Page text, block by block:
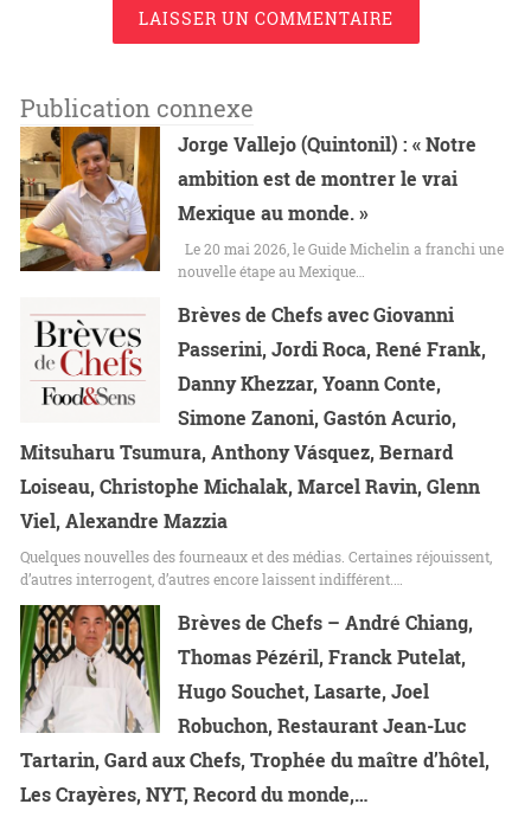
LAISSER UN COMMENTAIRE
Publication connexe
Jorge Vallejo (Quintonil) : « Notre
ambition est de montrer le vrai
Mexique au monde. »
Le 20 mai 2026, le Guide Michelin a franchi une
nouvelle étape au Mexique…
Brèves de Chefs avec Giovanni
Passerini, Jordi Roca, René Frank,
Danny Khezzar, Yoann Conte,
Simone Zanoni, Gastón Acurio,
Mitsuharu Tsumura, Anthony Vásquez, Bernard
Loiseau, Christophe Michalak, Marcel Ravin, Glenn
Viel, Alexandre Mazzia
Quelques nouvelles des fourneaux et des médias. Certaines réjouissent,
d’autres interrogent, d’autres encore laissent indifférent.…
Brèves de Chefs – André Chiang,
Thomas Pézéril, Franck Putelat,
Hugo Souchet, Lasarte, Joel
Robuchon, Restaurant Jean-Luc
Tartarin, Gard aux Chefs, Trophée du maître d’hôtel,
Les Crayères, NYT, Record du monde,…